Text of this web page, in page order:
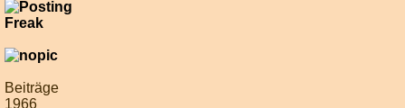
Beiträge
1966